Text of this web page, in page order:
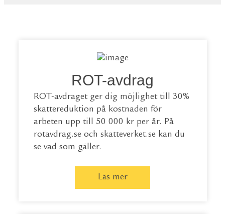
ROT-avdrag
ROT-avdraget ger dig möjlighet till 30%
skattereduktion på kostnaden för
arbeten upp till 50 000 kr per år. På
rotavdrag.se och skatteverket.se kan du
se vad som gäller.
Läs mer